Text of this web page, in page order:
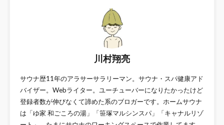
川村翔亮
サウナ歴11年のアラサーサラリーマン。サウナ・スパ健康アド
バイザー。Webライター。ユーチューバーになりたかったけど
登録者数が伸びなくて諦めた系のブロガーです。ホームサウナ
は「ゆ家 和ごころの湯」「笹塚マルシンスパ」「キャナルリゾ